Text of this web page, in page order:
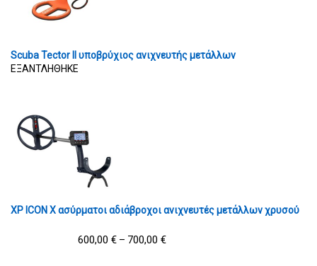
Scuba Tector II υποβρύχιος ανιχνευτής μετάλλων
ΕΞΑΝΤΛΗΘΗΚΕ
XP ICON X ασύρματοι αδιάβροχοι ανιχνευτές μετάλλων χρυσού
600,00 € – 700,00 €